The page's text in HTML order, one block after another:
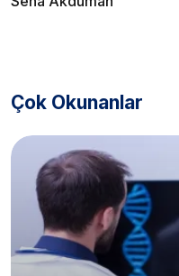
Çok Okunanlar